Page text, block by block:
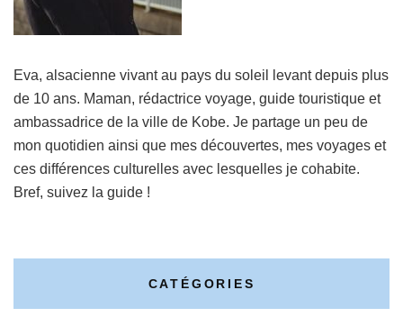
Eva, alsacienne vivant au pays du soleil levant depuis plus
de 10 ans. Maman, rédactrice voyage, guide touristique et
ambassadrice de la ville de Kobe. Je partage un peu de
mon quotidien ainsi que mes découvertes, mes voyages et
ces différences culturelles avec lesquelles je cohabite.
Bref, suivez la guide !
CATÉGORIES